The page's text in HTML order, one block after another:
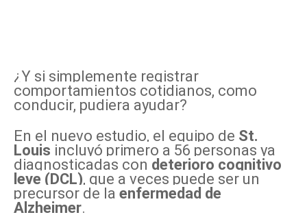
¿Y si simplemente registrar
comportamientos cotidianos, como
conducir, pudiera ayudar?
En el nuevo estudio, el equipo de St.
Louis incluyó primero a 56 personas ya
diagnosticadas con deterioro cognitivo
leve (DCL), que a veces puede ser un
precursor de la enfermedad de
Alzheimer.